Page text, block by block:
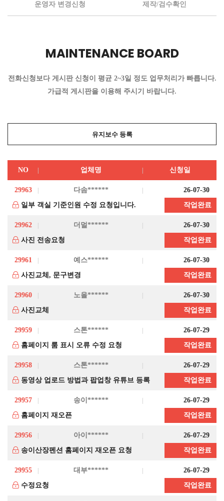
운영자 변경신청 제작/검수확인
MAINTENANCE BOARD
전화신청보다 게시판 신청이 평균 2~3일 정도 업무처리가 빠릅니다.
가급적 게시판을 이용해 주시기 바랍니다.
유지보수 등록
NO 업체명 신청일
29963 다솜******
26-07-30
일부 객실 기준인원 수정 요청입니다.
작업완료
29962 더멀******
26-07-30
사진 전송요청
작업완료
29961 예스******
26-07-30
사진교체, 문구변경
작업완료
29960 노을******
26-07-30
사진교체
작업완료
29959 스톤******
26-07-29
홈페이지 룸 표시 오류 수정 요청
작업완료
29958 스톤******
26-07-29
동영상 업로드 방법과 팝업창 유튜브 등록
작업완료
29957 송이******
26-07-29
홈페이지 재오픈
작업완료
29956 아이******
26-07-29
송이산장펜션 홈페이지 재오픈 요청
작업완료
29955 대부******
26-07-29
수정요청
작업완료